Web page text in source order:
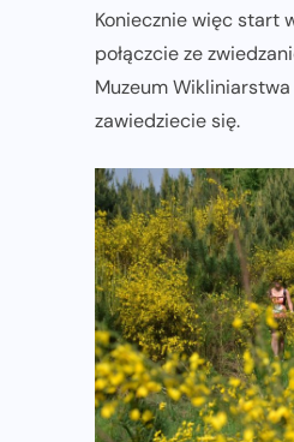
Koniecznie więc start
połączcie ze
Muzeum
zawiedziecie się.